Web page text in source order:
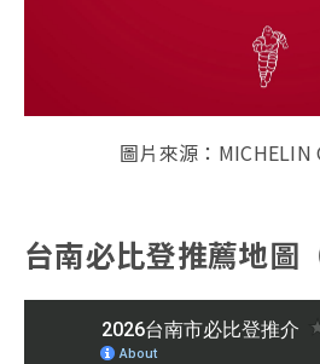
圖片來源：MICHELIN
台南必比登推薦地圖